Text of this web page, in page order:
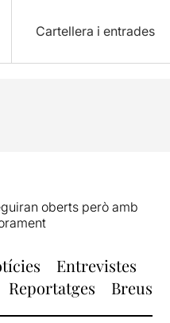
Cartellera i entrades
oberts però amb
Entrevistes
Reportatges
Breus